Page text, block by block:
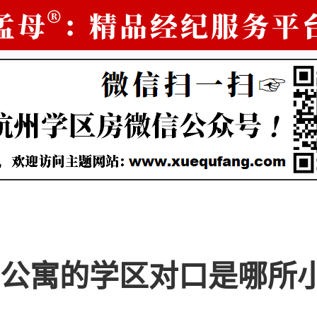
寓的学区对口是哪所